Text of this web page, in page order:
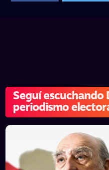
Seguí
periodismo